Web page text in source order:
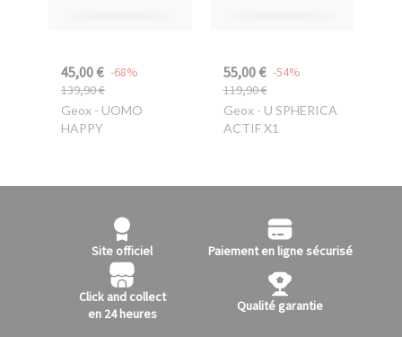
45,00 €
139,90 €
-68%
Geox - UOMO
HAPPY
55,00 €
119,90 €
-54%
Geox- U SPHERICA
ACTIF X1
Site officiel Paiement en ligne sécurisé
Click and collect
en 24 heures
Qualité garantie